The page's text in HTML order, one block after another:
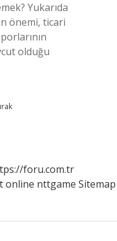
Yukarıda
önemi, ticari
olduğu
foru.com.tr
online nttgame Sitemap